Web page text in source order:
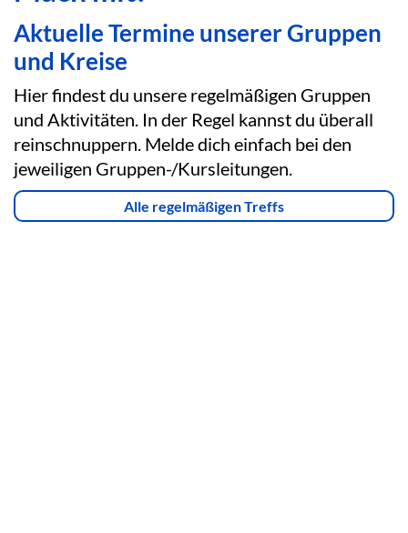
Aktuelle Termine unserer Gruppen
und Kreise
Hier findest du unsere regelmäßigen Gruppen
und Aktivitäten. In der Regel kannst du überall
reinschnuppern. Melde dich einfach bei den
jeweiligen Gruppen-/Kursleitungen.
Alle regelmäßigen Treffs